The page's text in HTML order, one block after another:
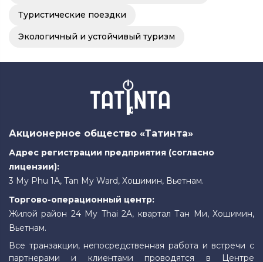
Туристические поездки
Экологичный и устойчивый туризм
Акционерное общество «Татинта»
Адрес регистрации предприятия (согласно
лицензии):
3 My Phu 1A, Tan My Ward, Хошимин, Вьетнам.
Торгово-операционный центр:
Жилой район 24 My Thai 2A, квартал Тан Ми, Хошимин,
Вьетнам.
Все транзакции, непосредственная работа и встречи с
партнерами и клиентами проводятся в Центре